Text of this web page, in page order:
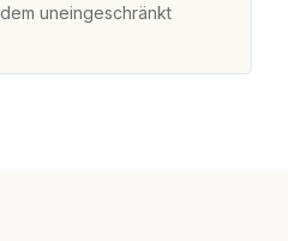
uneingeschränkt